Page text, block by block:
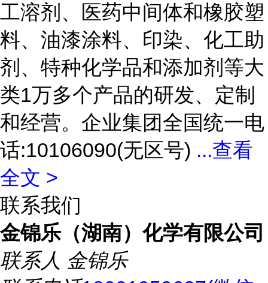
工溶剂、医药中间体和橡胶塑
料、油漆涂料、印染、化工助
剂、特种化学品和添加剂等大
类1万多个产品的研发、定制
和经营。企业集团全国统一电
话:10106090(无区号) ...查看
全文 >
联系我们
金锦乐（湖南）化学有限公司
联系人 金锦乐